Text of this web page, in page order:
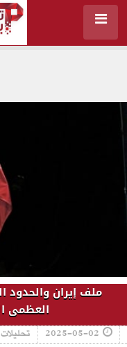
ملف إيران والحدود
العظمى
2025-05-02 تحليلات